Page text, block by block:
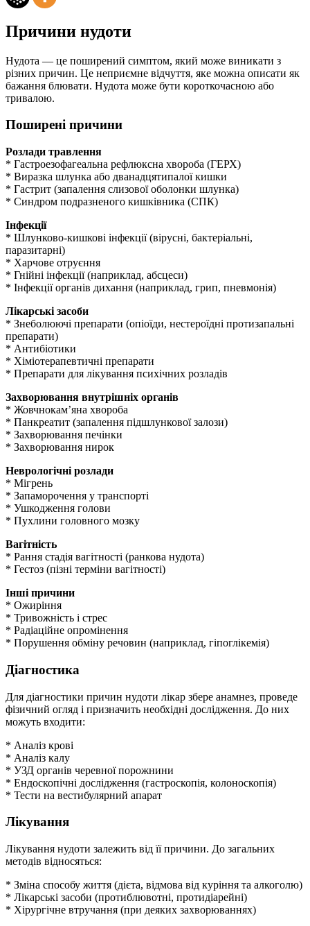
Причини нудоти
Нудота — це поширений симптом, який може виникати з
різних причин. Це неприємне відчуття, яке можна описати як
бажання блювати. Нудота може бути короткочасною або
тривалою.
Поширені причини
Розлади травлення
* Гастроезофагеальна рефлюксна хвороба (ГЕРХ)
* Виразка шлунка або дванадцятипалої кишки
* Гастрит (запалення слизової оболонки шлунка)
* Синдром подразненого кишківника (СПК)
Інфекції
* Шлунково-кишкові інфекції (вірусні, бактеріальні,
паразитарні)
* Харчове отруєння
* Гнійні інфекції (наприклад, абсцеси)
* Інфекції органів дихання (наприклад, грип, пневмонія)
Лікарські засоби
* Знеболюючі препарати (опіоїди, нестероїдні протизапальні
препарати)
* Антибіотики
* Хіміотерапевтичні препарати
* Препарати для лікування психічних розладів
Захворювання внутрішніх органів
* Жовчнокам’яна хвороба
* Панкреатит (запалення підшлункової залози)
* Захворювання печінки
* Захворювання нирок
Неврологічні розлади
* Мігрень
* Запаморочення у транспорті
* Ушкодження голови
* Пухлини головного мозку
Вагітність
* Рання стадія вагітності (ранкова нудота)
* Гестоз (пізні терміни вагітності)
Інші причини
* Ожиріння
* Тривожність і стрес
* Радіаційне опромінення
* Порушення обміну речовин (наприклад, гіпоглікемія)
Діагностика
Для діагностики причин нудоти лікар збере анамнез, проведе
фізичний огляд і призначить необхідні дослідження. До них
можуть входити:
* Аналіз крові
* Аналіз калу
* УЗД органів черевної порожнини
* Ендоскопічні дослідження (гастроскопія, колоноскопія)
* Тести на вестибулярний апарат
Лікування
Лікування нудоти залежить від її причини. До загальних
методів відносяться:
* Зміна способу життя (дієта, відмова від куріння та алкоголю)
* Лікарські засоби (протиблювотні, протидіарейні)
* Хірургічне втручання (при деяких захворюваннях)